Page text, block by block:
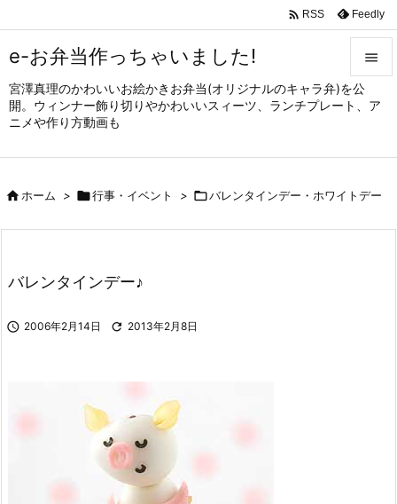
e-お弁当作っちゃいました!
宮澤真理のかわいいお絵かきお弁当(オリジナルのキャラ弁)を公
開。ウィンナー飾り切りやかわいいスィーツ、ランチプレート、ア
ニメや作り方動画も


メニュ
サイド

前へ

 RSS Feedly
ホーム > 行事・イベント > バレンタインデー・ホワイトデー
バレンタインデー♪
 2006年2月14日  2013年2月8日